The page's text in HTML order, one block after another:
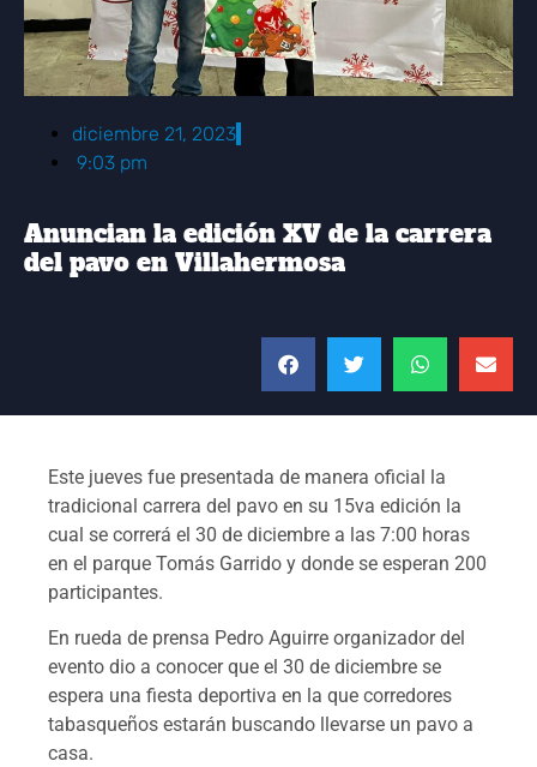
diciembre 21, 2023
9:03 pm
Anuncian la edición XV de la carrera
del pavo en Villahermosa
Este jueves fue presentada de manera oficial la
tradicional carrera del pavo en su 15va edición la
cual se correrá el 30 de diciembre a las 7:00 horas
en el parque Tomás Garrido y donde se esperan 200
participantes.
En rueda de prensa Pedro Aguirre organizador del
evento dio a conocer que el 30 de diciembre se
espera una fiesta deportiva en la que corredores
tabasqueños estarán buscando llevarse un pavo a
casa.